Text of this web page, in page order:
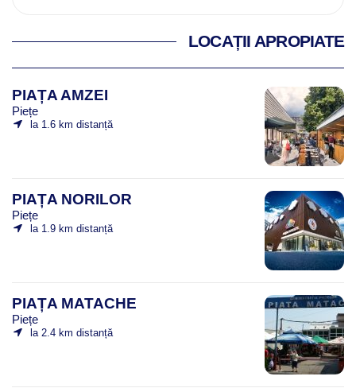
LOCAȚII APROPIATE
PIAȚA AMZEI
Piețe
la 1.6 km distanță
PIAȚA NORILOR
Piețe
la 1.9 km distanță
PIAȚA MATACHE
Piețe
la 2.4 km distanță